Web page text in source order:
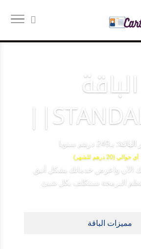
الباقة
أي حوالي (20 درهم للشهر)
واعرض خدماتك بشكل أنيق
البرمجة سنتكلف بكل شيئ
مميزات الباقة